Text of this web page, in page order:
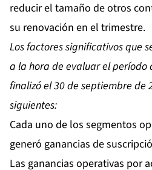
reducir el tamaño de otros
su renovación en el trimestre.
Los factores significativos que
a la hora de evaluar el período
finalizó el 30 de septiembre de
siguientes:
Cada uno de los segmentos
generó ganancias de
Las ganancias operativas por